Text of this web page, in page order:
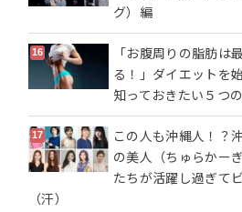
グ）編
「お腹周りの脂肪は
る！」ダイエットを
知っておきたい５つ
この人も沖縄人！？
の美人（ちゅらかー
たちが活躍し過ぎて
（汗）